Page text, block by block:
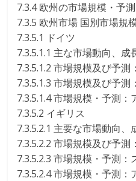
7.3.4 欧州の市場規模・予
7.3.5 欧州市場 国別市場規
7.3.5.1 ドイツ
7.3.5.1.1 主な市場動向、成
7.3.5.1.2 市場規模及び予測
7.3.5.1.3 市場規模及び予
7.3.5.1.4 市場規模・予測
7.3.5.2 イギリス
7.3.5.2.1 主要な市場動向、
7.3.5.2.2 市場規模及び予測
7.3.5.2.3 市場規模・予測
7.3.5.2.4 市場規模・予測